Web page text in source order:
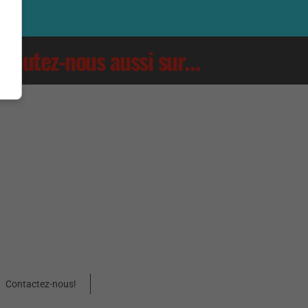
Écoutez-nous aussi sur…
Contactez-nous!